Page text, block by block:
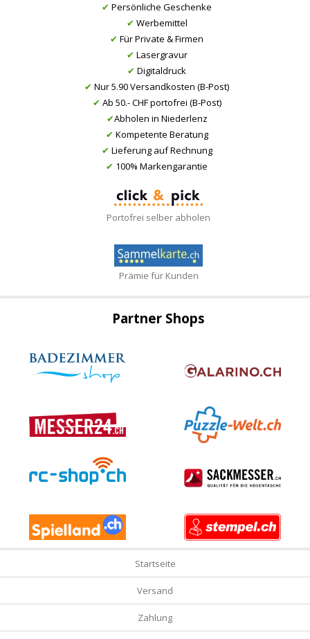
✔ Persönliche Geschenke
✔ Werbemittel
✔ Für Private & Firmen
✔ Lasergravur
✔ Digitaldruck
✔ Nur 5.90 Versandkosten (B-Post)
✔ Ab 50.- CHF portofrei (B-Post)
✔Abholen in Niederlenz
✔ Kompetente Beratung
✔ Lieferung auf Rechnung
✔ 100% Markengarantie
Portofrei selber abholen
Prämie für Kunden
Partner Shops
Startseite
Versand
Zahlung